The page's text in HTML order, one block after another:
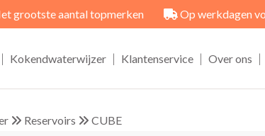
grootste aantal topmerken Op werkdagen
| Kokendwaterwijzer | Klantenservice | Over ons |
Reservoirs CUBE